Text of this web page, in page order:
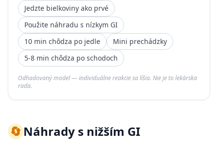
Jedzte bielkoviny ako prvé
Použite náhradu s nízkym GI
10 min chôdza po jedle
Mini prechádzky
5-8 min chôdza po schodoch
Odhadovaný model — individuálne reakcie sa líšia. Nie je to lekárska
rada.
🔄Náhrady s nižším GI